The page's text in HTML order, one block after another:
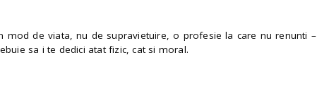
mod de viata, nu de supravietuire, o profesie la care nu renunti –
sa i te dedici atat fizic, cat si moral.